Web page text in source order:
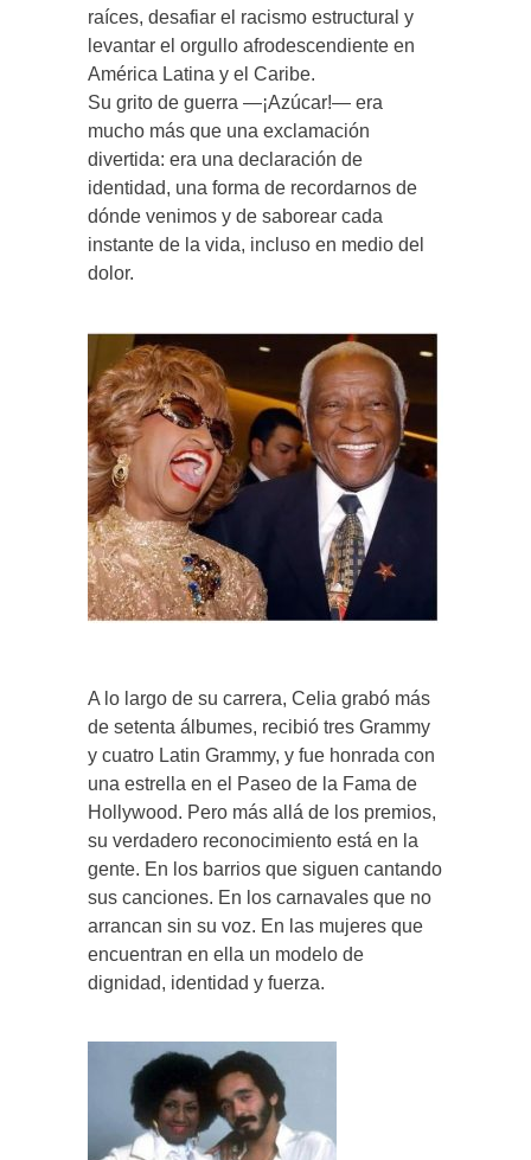
raíces, desafiar el racismo estructural y
levantar el orgullo afrodescendiente en
América Latina y el Caribe.
Su grito de guerra —¡Azúcar!— era
mucho más que una exclamación
divertida: era una declaración de
identidad, una forma de recordarnos de
dónde venimos y de saborear cada
instante de la vida, incluso en medio del
dolor.
A lo largo de su carrera, Celia grabó más
de setenta álbumes, recibió tres Grammy
y cuatro Latin Grammy, y fue honrada con
una estrella en el Paseo de la Fama de
Hollywood. Pero más allá de los premios,
su verdadero reconocimiento está en la
gente. En los barrios que siguen cantando
sus canciones. En los carnavales que no
arrancan sin su voz. En las mujeres que
encuentran en ella un modelo de
dignidad, identidad y fuerza.